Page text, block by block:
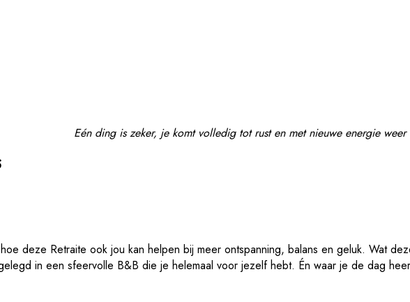
Eén ding is zeker, je komt volledig tot rust en met nieuwe energie weer
deze Retraite ook jou kan helpen bij meer ontspanning, balans en geluk. Wat
in een sfeervolle B&B die je helemaal voor jezelf hebt. Én waar je de dag